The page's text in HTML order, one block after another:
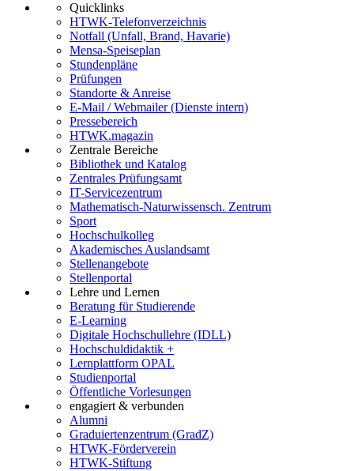
Quicklinks
HTWK-Telefonverzeichnis
Notfall (Unfall, Brand, Havarie)
Mensa-Speiseplan
Stundenpläne
Prüfungen
Standorte & Anreise
E-Mail / Webmailer (Dienste intern)
Pressebereich
HTWK.magazin
Zentrale Bereiche
Bibliothek und Katalog
Zentrales Prüfungsamt
IT-Servicezentrum
Mathematisch-Naturwissensch. Zentrum
Sport
Hochschulkolleg
Akademisches Auslandsamt
Stellenangebote
Stellenportal
Lehre und Lernen
Beratung für Studierende
E-Learning
Digitale Hochschullehre (IDLL)
Hochschuldidaktik +
Lernplattform OPAL
Studienportal
Öffentliche Vorlesungen
engagiert & verbunden
Alumni
Graduiertenzentrum (GradZ)
HTWK-Förderverein
HTWK-Stiftung